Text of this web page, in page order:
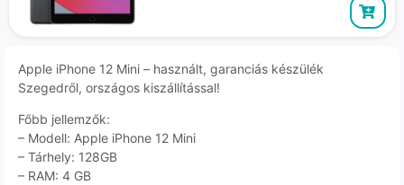
Apple iPhone 12 Mini – használt, garanciás készülék
Szegedről, országos kiszállítással!
Főbb jellemzők:
– Modell: Apple iPhone 12 Mini
– Tárhely: 128GB
– RAM: 4 GB